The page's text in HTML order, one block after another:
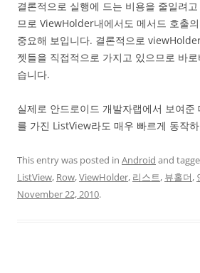
결론적으로 실행에 드는 비용을 줄일려
므로 ViewHolder내에서도 메서드 호출
중요해 보입니다. 결론적으로
젯들을 직접적으로 가지고 있으므로 바
습니다.
실제로 안드로이드 개발자랩에서 보여준
를 가진 ListView라도 매우 빠르게 동작
This entry was posted in Android and
ListView, Row,ViewHolder, 리스트, 뷰홀더,
November 22, 2010.